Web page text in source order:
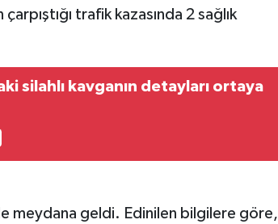
trafik kazasında 2 sağlık
silahlı kavganın detayları ortaya
meydana geldi. Edinilen bilgilere göre,